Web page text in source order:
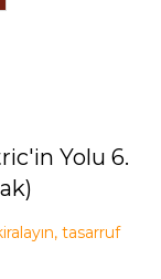
Yolu 6.
tasarruf